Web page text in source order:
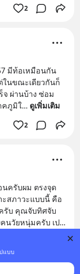
แบบ
2
มีท้อเหมือนกัน
ในขณะเดียวกันก็
จ ผ่านบ้าง ซ่อม
คภูมิใ... ดูเพิ่มเติม
2
นครับผม ตรงจุด
สภาวะแบบนี้ คือ
รับ คุณจับทิศจับ
นวัยหนุ่มครับ เป
4